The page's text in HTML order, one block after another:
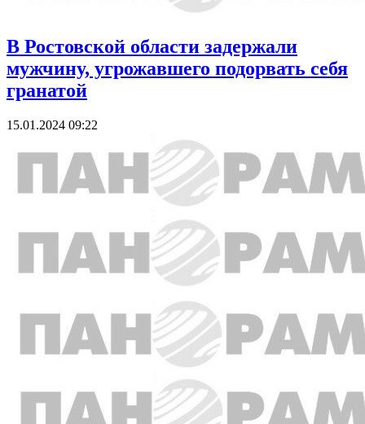
В Ростовской области задержали
мужчину, угрожавшего подорвать себя
гранатой
15.01.2024 09:22